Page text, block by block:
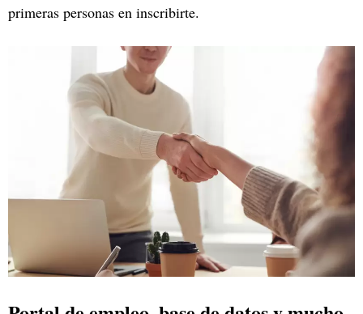
primeras personas en inscribirte.